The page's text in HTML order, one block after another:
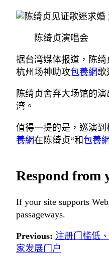
陈绮贞演唱会
据台湾媒体报道，陈
杭州场神助攻包養網歌
陈绮贞舍弃大场馆的
湾。
值得一提的是，巡演
養網在陈绮贞“和包養網
Respond from
If your site supports
passageways.
Previous: 注册门槛低
家发展门户